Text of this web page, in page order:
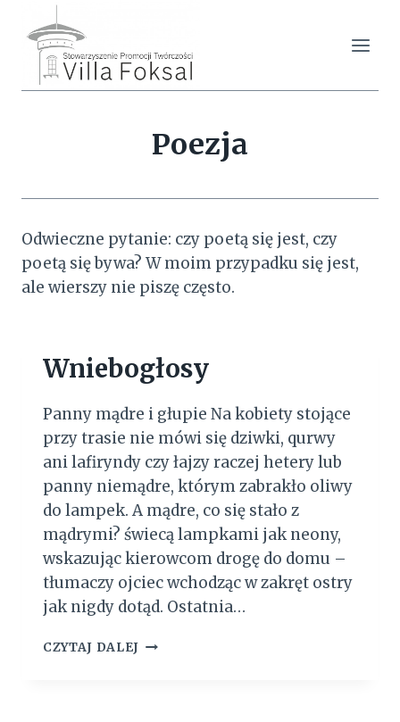
treści
Poezja
Odwieczne pytanie: czy poetą się jest, czy
poetą się bywa? W moim przypadku się jest,
ale wierszy nie piszę często.
Wniebogłosy
Panny mądre i głupie Na kobiety stojące
przy trasie nie mówi się dziwki, qurwy
ani lafiryndy czy łajzy raczej hetery lub
panny niemądre, którym zabrakło oliwy
do lampek. A mądre, co się stało z
mądrymi? świecą lampkami jak neony,
wskazując kierowcom drogę do domu –
tłumaczy ojciec wchodząc w zakręt ostry
jak nigdy dotąd. Ostatnia…
CZYTAJ DALEJ W